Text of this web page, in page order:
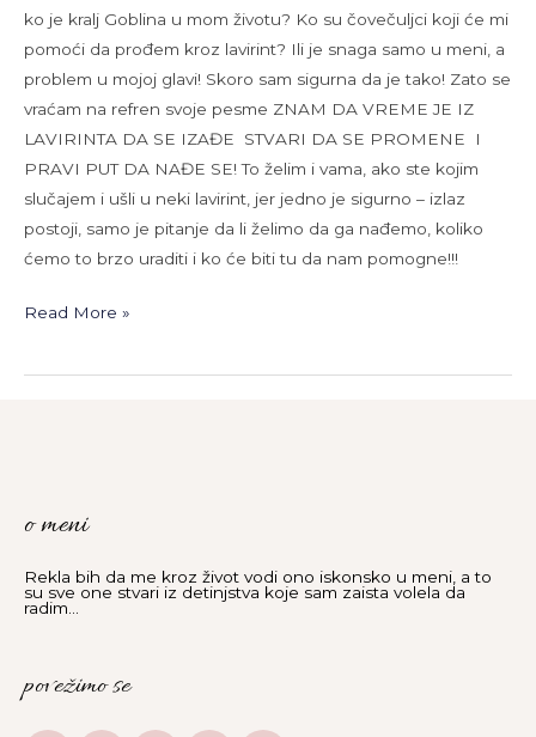
ko je kralj Goblina u mom životu? Ko su čovečuljci koji će mi
pomoći da prođem kroz lavirint? Ili je snaga samo u meni, a
problem u mojoj glavi! Skoro sam sigurna da je tako! Zato se
vraćam na refren svoje pesme ZNAM DA VREME JE IZ
LAVIRINTA DA SE IZAĐE STVARI DA SE PROMENE I
PRAVI PUT DA NAĐE SE! To želim i vama, ako ste kojim
slučajem i ušli u neki lavirint, jer jedno je sigurno – izlaz
postoji, samo je pitanje da li želimo da ga nađemo, koliko
ćemo to brzo uraditi i ko će biti tu da nam pomogne!!!
Read More »
o meni
Rekla bih da me kroz život vodi ono iskonsko u meni, a to
su sve one stvari iz detinjstva koje sam zaista volela da
radim...
povežimo se